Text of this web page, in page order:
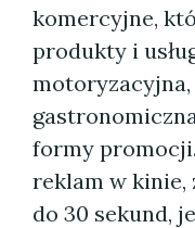
komercyjne,
produkty i
formy
reklam w kinie,
do 30 sekund,